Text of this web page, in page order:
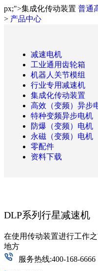
px;">集成化传动装置 普通
> 产品中心
减速电机
工业通用齿轮箱
机器人关节模组
行业专用减速机
集成化传动装置
高效（变频）异步
特种变频异步电机
防爆（变频）电机
永磁（变频）电机
零配件
资料下载
DLP系列行星减速机
在使用传动装置进行工作
地方
服务热线:400-168-6666